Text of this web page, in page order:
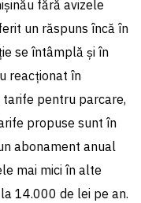
fără avizele
un răspuns încă în
se întâmplă și în
reacționat în
pentru parcare,
propuse sunt în
abonament anual
mai mici în alte
14.000 de lei pe an.